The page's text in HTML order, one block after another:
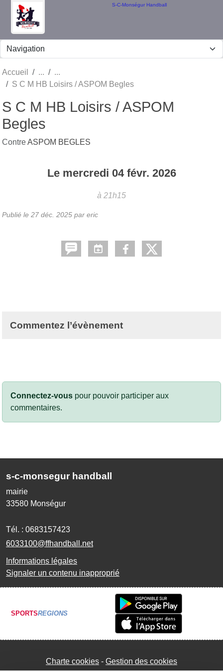
S-C-Monségur Handball
Accueil
S C M HB Loisirs / ASPOM Begles
S C M HB Loisirs / ASPOM
Begles
ContreASPOM BEGLES
Le mercredi 04 févr. 2026
à 21h15
Publié le 27 déc. 2025 par eric
Commentez l’évènement
Connectez-vous pour pouvoir participer aux
commentaires.
s-c-monsegur handball
mairie
33580 Monségur
Tél. : 0683157423
6033100@ffhandball.net
Informations légales
Signaler un contenu inapproprié
SPORTSREGIONS
Charte cookies Gestion des cookies
Panneau de gestion des cookies